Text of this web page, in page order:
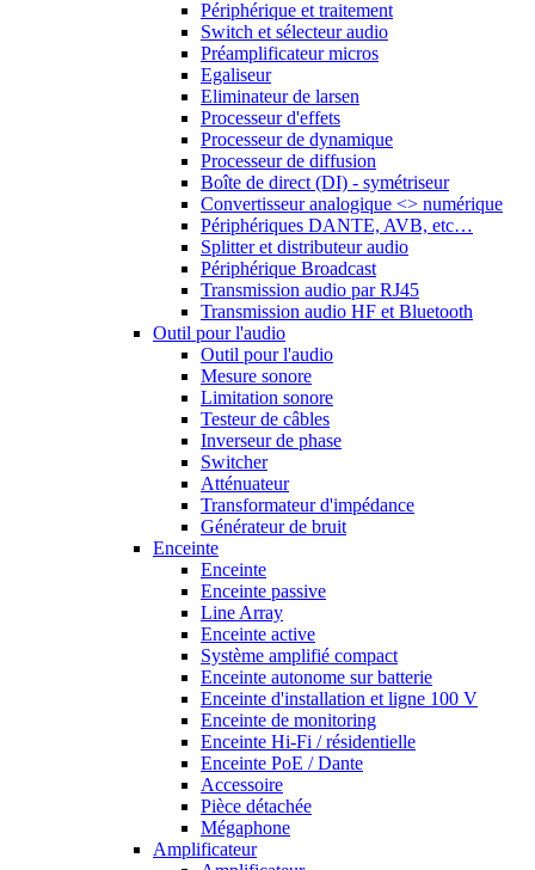
Périphérique et traitement
Switch et sélecteur audio
Préamplificateur micros
Egaliseur
Eliminateur de larsen
Processeur d'effets
Processeur de dynamique
Processeur de diffusion
Boîte de direct (DI) - symétriseur
Convertisseur analogique <> numérique
Périphériques DANTE, AVB, etc…
Splitter et distributeur audio
Périphérique Broadcast
Transmission audio par RJ45
Transmission audio HF et Bluetooth
Outil pour l'audio
Outil pour l'audio
Mesure sonore
Limitation sonore
Testeur de câbles
Inverseur de phase
Switcher
Atténuateur
Transformateur d'impédance
Générateur de bruit
Enceinte
Enceinte
Enceinte passive
Line Array
Enceinte active
Système amplifié compact
Enceinte autonome sur batterie
Enceinte d'installation et ligne 100 V
Enceinte de monitoring
Enceinte Hi-Fi / résidentielle
Enceinte PoE / Dante
Accessoire
Pièce détachée
Mégaphone
Amplificateur